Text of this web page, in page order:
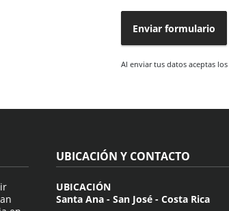
Enviar formulario
Al enviar tus datos aceptas los
UBICACIÓN Y CONTACTO
UBICACIÓN
Santa Ana - San José - Costa Rica